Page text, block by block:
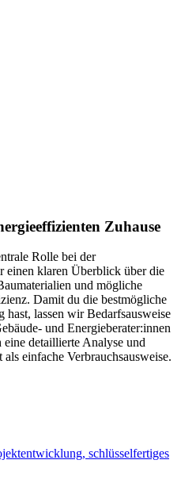
Zuhause
Rolle bei der
klaren Überblick über die
und mögliche
Damit du die bestmögliche
lassen wir Bedarfsausweise
und Energieberater:innen
eine detaillierte Analyse und
einfache Verbrauchsausweise.
schlüsselfertiges